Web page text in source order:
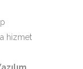
hizmet